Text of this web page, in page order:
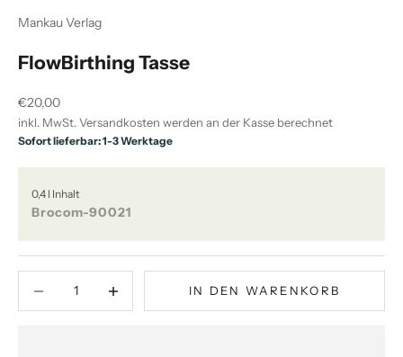
Mankau Verlag
FlowBirthing Tasse
Angebot
€20,00
inkl. MwSt.Versandkosten werden an der Kasse berechnet
Sofort lieferbar: 1-3 Werktage
0,4 l Inhalt
Brocom-90021
IN DEN WARENKORB